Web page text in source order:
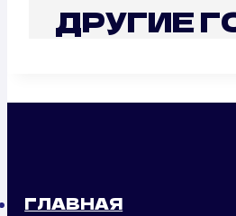
ДРУГИЕ
ГЛАВНАЯ